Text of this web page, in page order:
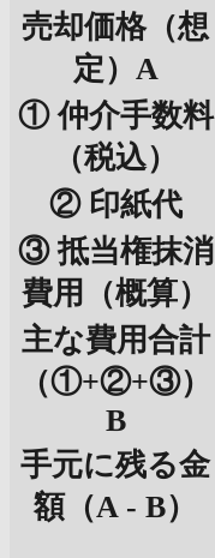
売却価格（想
定）A
① 仲介手数料
（税込）
② 印紙代
③ 抵当権抹消
費用（概算）
主な費用合計
（①+②+③）
B
手元に残る金
額（A - B）